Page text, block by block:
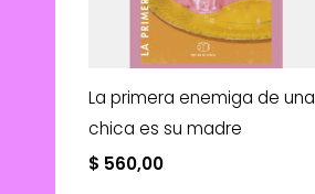
La primera enemiga de una
chica es su madre
$ 560,00